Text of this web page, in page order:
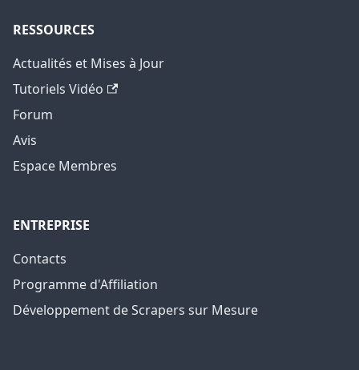
RESSOURCES
Actualités et Mises à Jour
Tutoriels Vidéo
Forum
Avis
Espace Membres
ENTREPRISE
Contacts
Programme d'Affiliation
Développement de Scrapers sur Mesure